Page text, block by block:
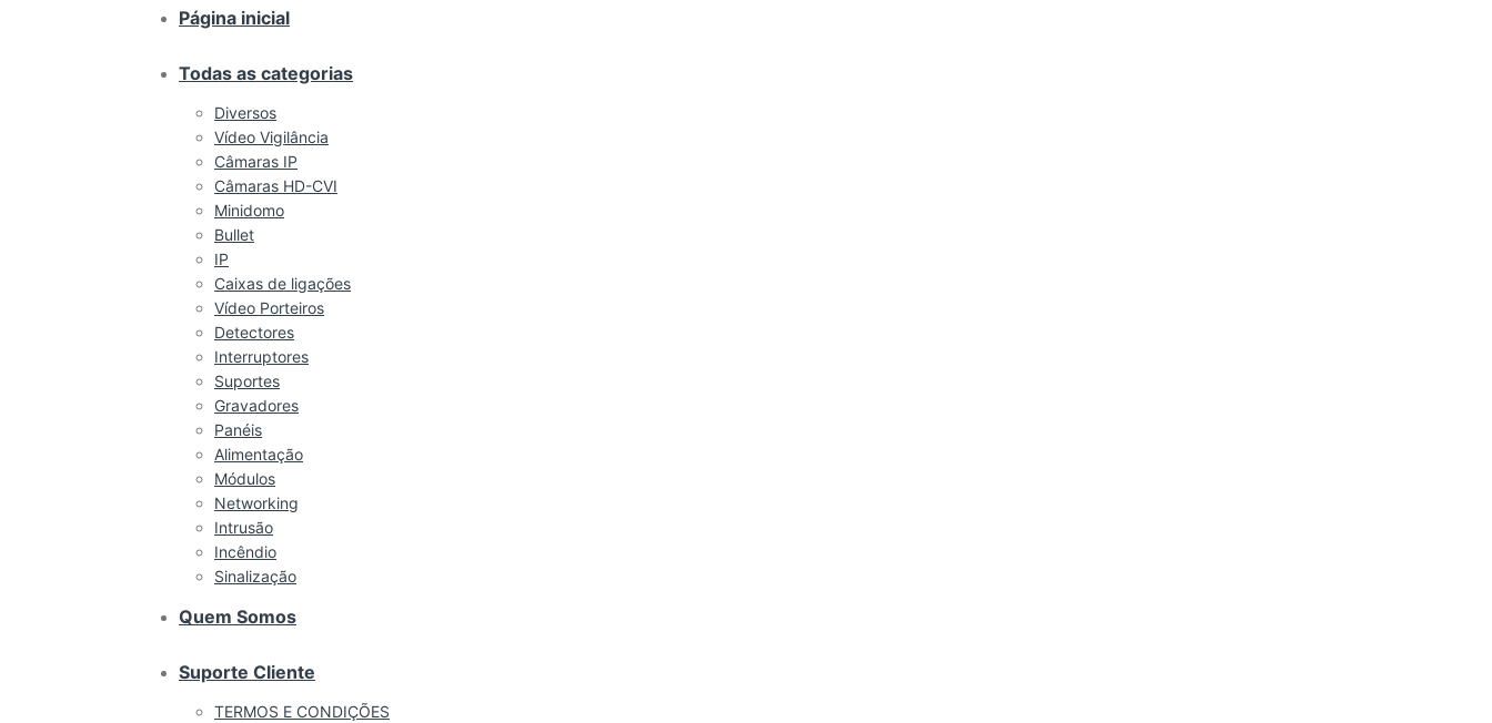
Página inicial
Todas as categorias
Diversos
Vídeo Vigilância
Câmaras IP
Câmaras HD-CVI
Minidomo
Bullet
IP
Caixas de ligações
Vídeo Porteiros
Detectores
Interruptores
Suportes
Gravadores
Panéis
Alimentação
Módulos
Networking
Intrusão
Incêndio
Sinalização
Quem Somos
Suporte Cliente
TERMOS E CONDIÇÕES